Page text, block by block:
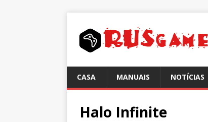
CASA MANUAIS NOTÍCIAS
Halo Infinite